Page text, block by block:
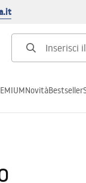
NovitàBestseller